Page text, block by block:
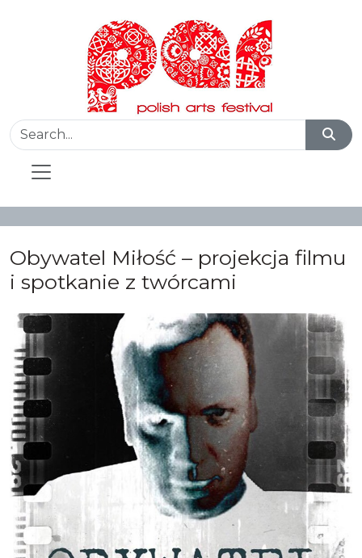
Obywatel Miłość – projekcja filmu
i spotkanie z twórcami